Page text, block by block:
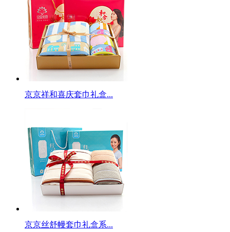
京京祥和喜庆套巾礼盒...
京京丝舒幔套巾礼盒系...